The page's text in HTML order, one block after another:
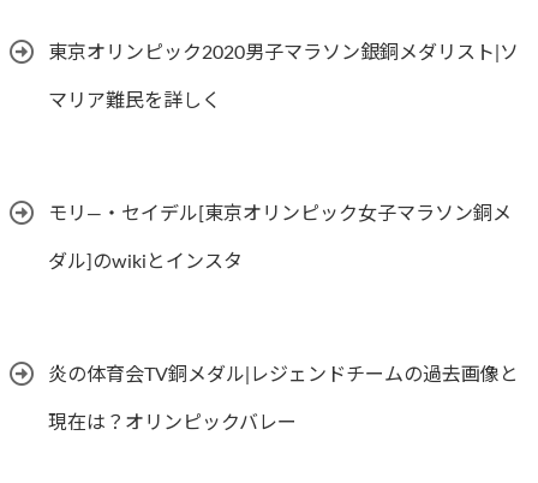
東京オリンピック2020男子マラソン銀銅メダリスト|ソ
マリア難民を詳しく
モリ―・セイデル[東京オリンピック女子マラソン銅メ
ダル]のwikiとインスタ
炎の体育会TV銅メダル|レジェンドチームの過去画像と
現在は？オリンピックバレー